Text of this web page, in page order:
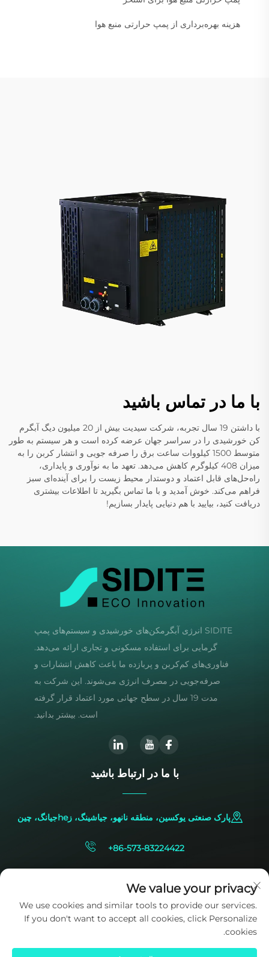
هزینه بهره‌برداری از پمپ حرارتی منبع هوا
با ما در تماس باشید
با داشتن 19 سال تجربه، شرکت سیدیت بیش از 20 میلیون دیگ آبگرم
کن خورشیدی را در سراسر جهان عرضه کرده است و هر سیستم به طور
متوسط 1500 کیلووات ساعت برق را صرفه جویی و انتشار کربن را به
میزان 408 کیلوگرم کاهش می‌دهد. تعهد ما به نوآوری و پایداری،
راه‌حل‌های قابل اعتماد و دوستدار محیط زیست را برای آینده‌ای سبز
فراهم می‌کند. خوش آمدید و با ما تماس بگیرید تا اطلاعات بیشتری
دریافت کنید، بیایید با هم دنیایی پایدار بسازیم!
SIDITE انرژی آبگرمکن‌های خورشیدی و سیستم‌های پمپ
گرمایی برای استفاده مسکونی و تجاری ارائه می‌دهد.
فناوری‌های کم‌کربن و پربازده ما باعث کاهش انتشارات و
صرفه‌جویی در مصرف انرژی می‌شوند. این شرکت به
مدت 19 سال در سطح جهانی مورد اعتماد قرار گرفته
است. بیشتر بدانید.
با ما در ارتباط باشید
پارک صنعتی یوکسین، منطقه نانهو، جیاشینگ، زheجیانگ، چین
+86-573-83224422
We value your privacy
We use cookies and similar tools to provide our services.
If you don't want to accept all cookies, click Personalize
cookies.